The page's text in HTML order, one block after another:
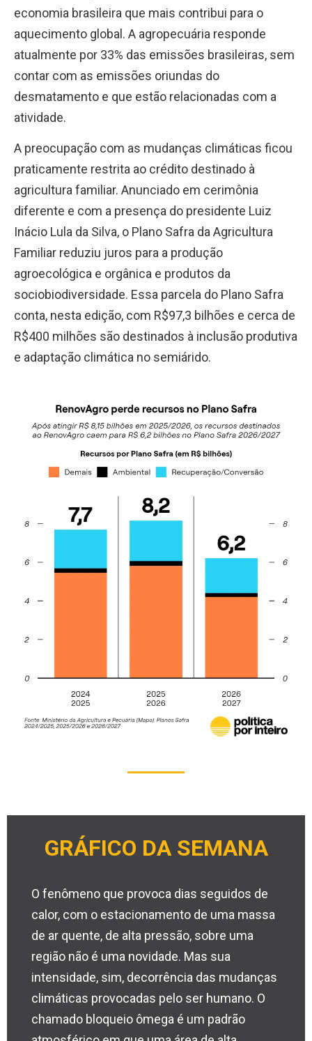
economia brasileira que mais contribui para o
aquecimento global. A agropecuária responde
atualmente por 33% das emissões brasileiras, sem
contar com as emissões oriundas do
desmatamento e que estão relacionadas com a
atividade.
A preocupação com as mudanças climáticas ficou
praticamente restrita ao crédito destinado à
agricultura familiar. Anunciado em cerimônia
diferente e com a presença do presidente Luiz
Inácio Lula da Silva, o Plano Safra da Agricultura
Familiar reduziu juros para a produção
agroecológica e orgânica e produtos da
sociobiodiversidade. Essa parcela do Plano Safra
conta, nesta edição, com R$97,3 bilhões e cerca de
R$400 milhões são destinados à inclusão produtiva
e adaptação climática no semiárido.
GRÁFICO DA SEMANA
O fenômeno que provoca dias seguidos de
calor, com o estacionamento de uma massa
de ar quente, de alta pressão, sobre uma
região não é uma novidade. Mas sua
intensidade, sim, decorrência das mudanças
climáticas provocadas pelo ser humano. O
chamado bloqueio ômega é um padrão